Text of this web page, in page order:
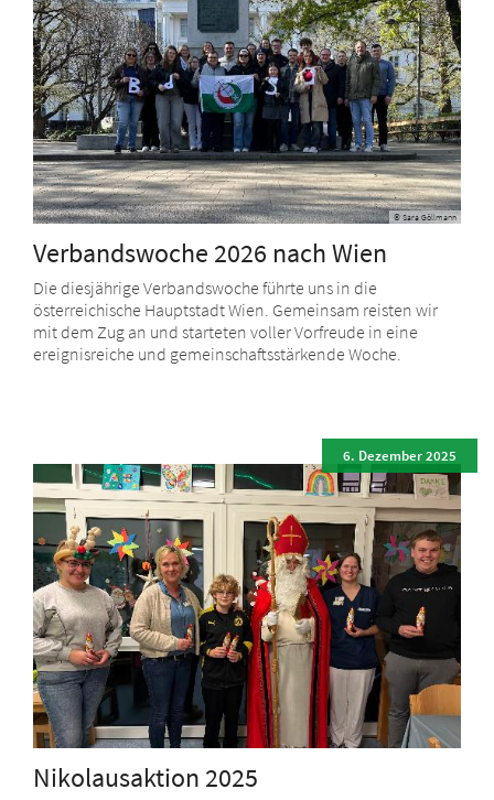
© Sara Göllmann
Verbandswoche 2026 nach Wien
Die diesjährige Verbandswoche führte uns in die
österreichische Hauptstadt Wien. Gemeinsam reisten wir
mit dem Zug an und starteten voller Vorfreude in eine
ereignisreiche und gemeinschaftsstärkende Woche.
Nikolausaktion 2025
6. Dezember 2025